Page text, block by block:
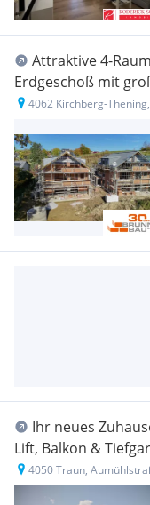
Attraktive 4-
Erdgeschoß mit
und komfortabel
4062 Kirchberg-
Ihr neues
Lift, Balkon &
4050 Traun,